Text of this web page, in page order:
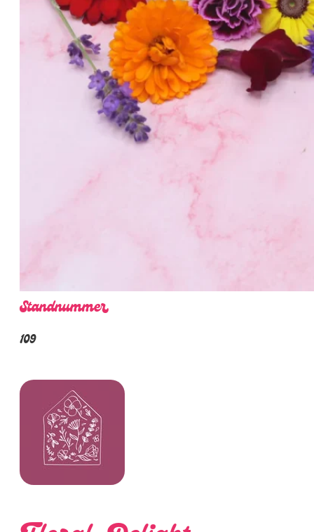
Standnummer
109